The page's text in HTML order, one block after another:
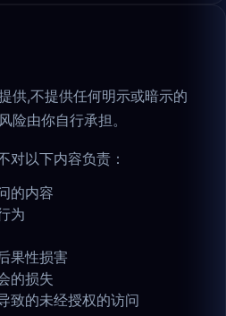
供,不提供任何明示或暗示的
险由你自行承担。
以下内容负责：
的内容
为
果性损害
的损失
致的未经授权的访问